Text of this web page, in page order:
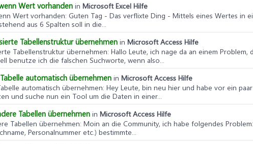
Wert vorhanden in Microsoft Excel Hilfe
Wert vorhanden: Guten Tag - Das verflixte Ding - Mittels eines Wertes in
aus 6 Spalten soll in die...
Tabellenstruktur übernehmen in Microsoft Access Hilfe
Tabellenstruktur übernehmen: Hallo Leute, ich nage da an einem
benutze ich die falschen Suchworte, wenn also...
automatisch übernehmen in Microsoft Access Hilfe
automatisch übernehmen: Hey Leute, bin neu hier und habe vor ein
und suche nun ein Tool um die Daten in einer...
Tabellen übernehmen in Microsoft Access Hilfe
Tabellen übernehmen: Moin an die Community, ich habe folgendes
Personalnummer etc.) bestimmte...